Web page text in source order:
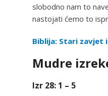
slobodno nam to
nastojati ćemo to
Biblija: Stari zavjet
Mudre
Izr 28: 1 – 5